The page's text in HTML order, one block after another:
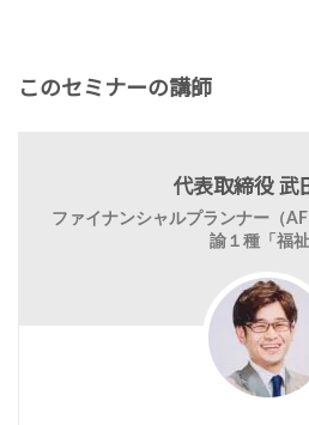
このセミナーの講師
代表取締役 武
ファイナンシャルプランナー（
諭１種「福祉